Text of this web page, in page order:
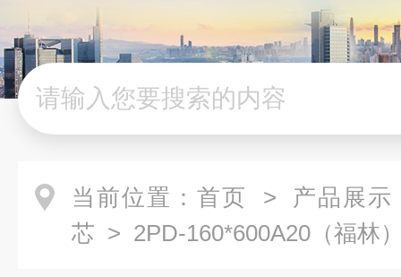
当前位置： 首页 > 产品展示
芯 > 2PD-160*600A20（福林